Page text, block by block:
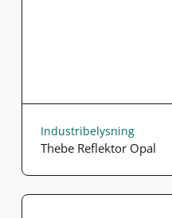
Industribelysning
Thebe Reflektor Opal